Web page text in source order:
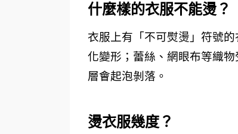
什麼樣的衣服不能燙？
衣服上有「不可熨燙」符號
化變形；蕾絲、網眼布等織
層會起泡剝落。
燙衣服幾度？